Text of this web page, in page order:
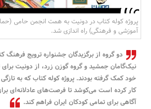
پروژه کوله کتاب در دونیت به همت انجمن حامی
آموزشی و فرهنگی) راه اندازی شد.
دو گروه از برگزیدگان جشنواره ترویج فرهنگ
نیک‌گامان جمشید و گروه گوزن زرد، از دونیت برای
خود کمک گرفته بودند. پروژه کوله کتاب که به
کار کرده است می‌کوشد تا فرصت‌های عادلانه‌ای
آگاهی برای تمامی کودکان ایران فراهم کند.